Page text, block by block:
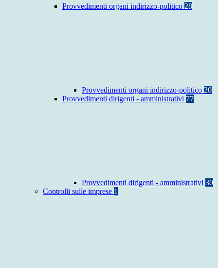
Provvedimenti organi indirizzo-politico 28
Provvedimenti organi indirizzo-politico 20
Provvedimenti dirigenti - amministrativi 77
Provvedimenti dirigenti - amministrativi 30
Controlli sulle imprese 1